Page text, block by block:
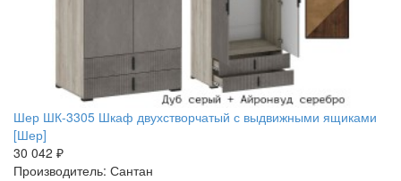
Шер ШК-3305 Шкаф двухстворчатый с выдвижными ящиками
[Шер]
30 042 ₽
Производитель: Сантан